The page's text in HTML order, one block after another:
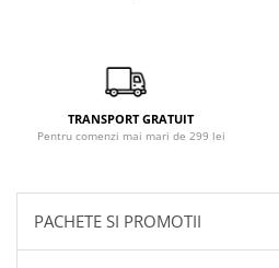
TRANSPORT GRATUIT
Pentru comenzi mai mari de 299 lei
PACHETE SI PROMOTII